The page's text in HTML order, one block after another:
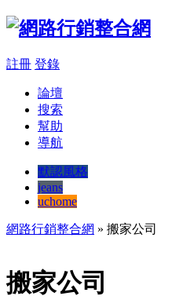
註冊 登錄
論壇
搜索
幫助
導航
默認風格
jeans
uchome
網路行銷整合網 » 搬家公司
搬家公司